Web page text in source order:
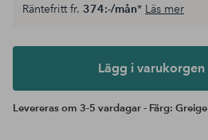
Lägg i
Räntefritt fr. 374:-/mån* Läs mer
Lägg i varukorgen
Levereras om 3-5 vardagar - Färg: Greige